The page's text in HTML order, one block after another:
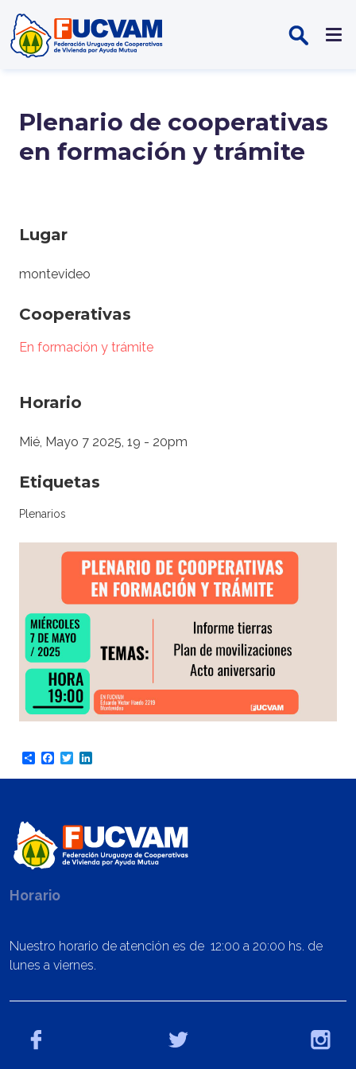
Plenario de cooperativas
en formación y trámite
Lugar
montevideo
Cooperativas
En formación y trámite
Horario
Mié, Mayo 7 2025, 19 - 20pm
Etiquetas
Plenarios
ShareFacebook
Twitter
Horario
Nuestro horario de atención es de 12:00 a 20:00 hs. de
lunes a viernes.